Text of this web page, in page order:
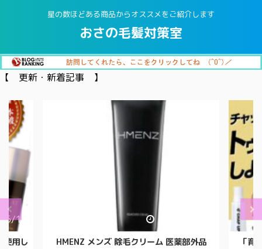
星の数ほどある商品からオススメをご紹介します
おさの毛髪対策室
【 更新・新着記事 】
17
使用し
2021/10/17
HMENZ メンズ 除毛クリーム 医薬部外品 「育